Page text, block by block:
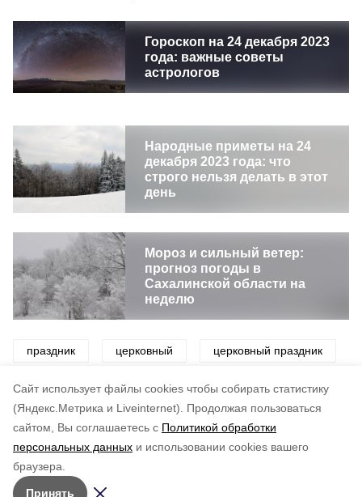
Cайт использует файлы cookies чтобы собирать статистику
(Яндекс.Метрика и Liveinternet).
Продолжая пользоваться
сайтом, Вы соглашаетесь с Политикой обработки
персональных данных и использовании cookies вашего
браузера.
Принять
Гороскоп на 24 декабря 2023
года: важные советы
астрологов
Народные приметы на 24
декабря 2023 года: что
строго нельзя делать в этот
день
Мороз и сильный ветер:
прогноз погоды в
Сахалинской области на
неделю
праздник церковный церковный праздник
церковь приметы погода
по оценке
5